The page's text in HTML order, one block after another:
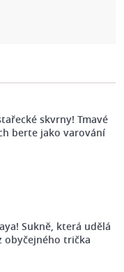
skvrny! Tmavé
berte jako varování
Sukně, která udělá
trička